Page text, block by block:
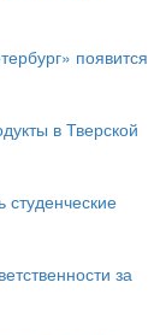
появится
в Тверской
за